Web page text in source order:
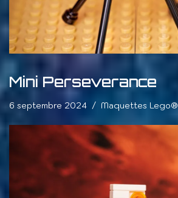
Mini Perseverance
6 septembre 2024 Maquettes Lego®